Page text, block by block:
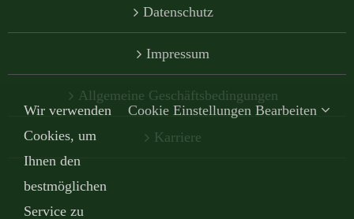
Datenschutz
Impressum
Allgemeine Geschäftsbedingungen
Karriere
Wir verwenden
Cookies, um
Ihnen den
bestmöglichen
Service zu
Cookie Einstellungen Bearbeiten